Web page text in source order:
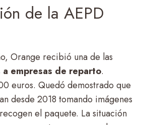
de la AEPD
Orange recibió una de las
a empresas de reparto.
euros. Quedó demostrado que
desde 2018 tomando imágenes
el paquete. La situación